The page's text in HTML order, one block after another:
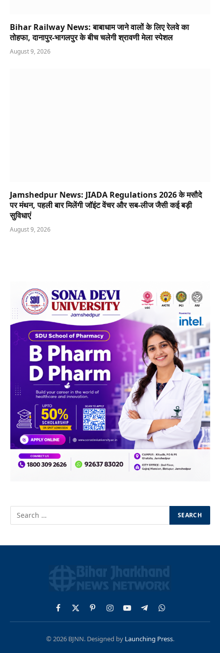
Bihar Railway News: बाबाधाम जाने वालों के लिए रेलवे का
तोहफा, दानापुर-भागलपुर के बीच चलेगी श्रावणी मेला स्पेशल
August 9, 2026
Jamshedpur News: JIADA Regulations 2026 के मसौदे
पर मंथन, पहली बार मिलेंगी जॉइंट वेंचर और सब-लीज जैसी कई बड़ी
सुविधाएं
August 9, 2026
Facebook
X
(Twitter)
PinterestInstagram
YouTubeTelegramWhatsApp
© 2026 BJNN. Designed by Launching Press.